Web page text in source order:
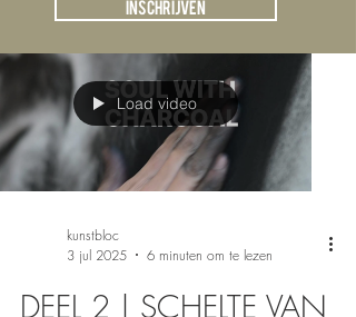
Load video
kunstbloc
3 jul 2025
6 minuten om te lezen
DEEL 2 | SCHELTE VAN
Inschrijven